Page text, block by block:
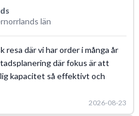
län
resa där vi har order i många år
där fokus är att
kapacitet så effektivt och
2026-08-23